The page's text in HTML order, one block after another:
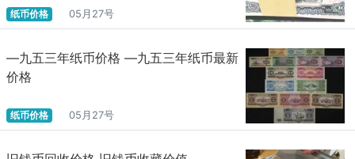
纸币价格 05月27号
—九五三年纸币价格 —九五三年纸币最新
价格
纸币价格 05月27号